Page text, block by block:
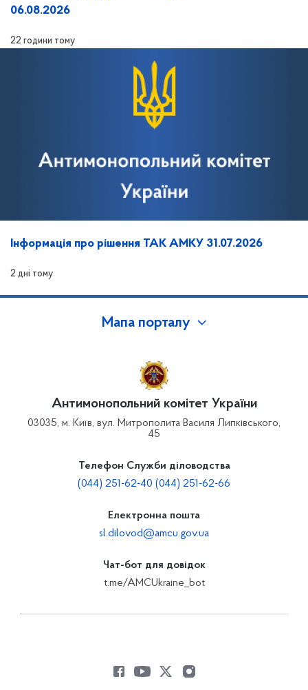
06.08.2026
22 години тому
Інформація про рішення ТАК АМКУ 31.07.2026
2 дні тому
Мапа порталу
Антимонопольний комітет України
03035, м. Київ, вул. Митрополита Василя Липківського,
45
Телефон Служби діловодства
(044) 251-62-40 (044) 251-62-66
Електронна пошта
sl.dilovod@amcu.gov.ua
Чат-бот для довідок
t.me/AMCUkraine_bot